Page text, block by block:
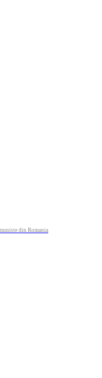
din Romania